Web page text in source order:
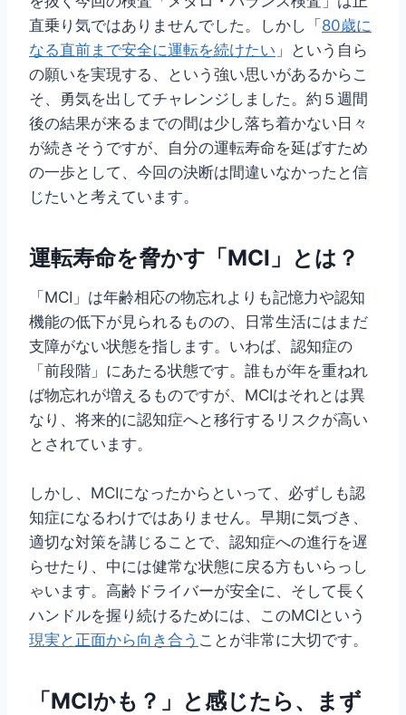
直乗り気ではありませんでした。しかし「80歳に
なる直前まで安全に運転を続けたい 」という自ら
の願いを実現する、という強い思いがあるからこ
そ、勇気を出してチャレンジしました。約５週間
後の結果が来るまでの間は少し落ち着かない日々
が続きそうですが、自分の運転寿命を延ばすため
の一歩として、今回の決断は間違いなかったと信
じたいと考えています。
運転寿命を脅かす「MCI」とは？
「MCI」は年齢相応の物忘れよりも記憶力や認知
機能の低下が見られるものの、日常生活にはまだ
支障がない状態を指します。いわば、認知症の
「前段階」にあたる状態です。誰もが年を重ねれ
ば物忘れが増えるものですが、MCIはそれとは異
なり、将来的に認知症へと移行するリスクが高い
とされています。
しかし、MCIになったからといって、必ずしも認
知症になるわけではありません。早期に気づき、
適切な対策を講じることで、認知症への進行を遅
らせたり、中には健常な状態に戻る方もいらっし
ゃいます。高齢ドライバーが安全に、そして長く
ハンドルを握り続けるためには、このMCIという
現実と正面から向き合う ことが非常に大切です。
「MCIかも？」と感じたら、まず